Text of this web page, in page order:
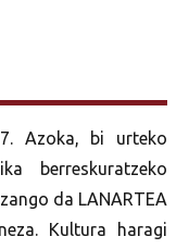
Azoka, bi urteko
berreskuratzeko
da LANARTEA
Kultura haragi